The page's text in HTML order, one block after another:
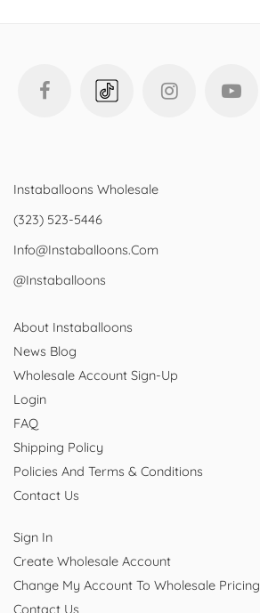
Instaballoons Wholesale
(323) 523-5446
Info@instaballoons.com
@instaballoons
About Instaballoons
News Blog
Wholesale Account Sign-Up
Login
FAQ
Shipping Policy
Policies And Terms & Conditions
Contact Us
Sign In
Create Wholesale Account
Change My Account To Wholesale Pricing
Contact Us